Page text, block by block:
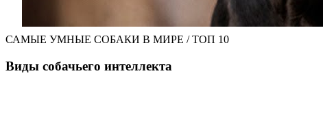
САМЫЕ УМНЫЕ СОБАКИ В МИРЕ / ТОП 10
Виды собачьего интеллекта